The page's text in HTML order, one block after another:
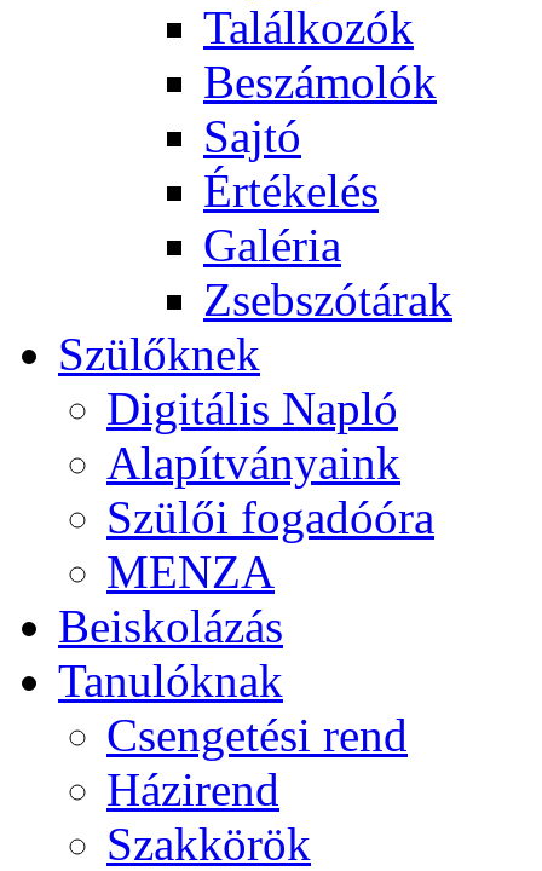
Találkozók
Beszámolók
Sajtó
Értékelés
Galéria
Zsebszótárak
Szülőknek
Digitális Napló
Alapítványaink
Szülői fogadóóra
MENZA
Beiskolázás
Tanulóknak
Csengetési rend
Házirend
Szakkörök